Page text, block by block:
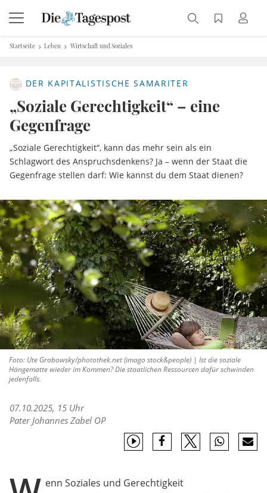
Startseite Leben Wirtschaft und Soziales
DER KAPITALISTISCHE SAMARITER
„Soziale Gerechtigkeit“ – eine
Gegenfrage
„Soziale Gerechtigkeit“, kann das mehr sein als ein
Schlagwort des Anspruchsdenkens? Ja – wenn der Staat die
Gegenfrage stellen darf: Wie kannst du dem Staat dienen?
Foto: Ute Grabowsky/photothek.net (imago stock&people) | Ist die soziale
Hängematte wieder im Kommen? Die staatlichen Ressourcen dafür schwinden
jedenfalls.
07.10.2025, 15 Uhr
Pater Johannes Zabel OP
enn Soziales und Gerechtigkeit